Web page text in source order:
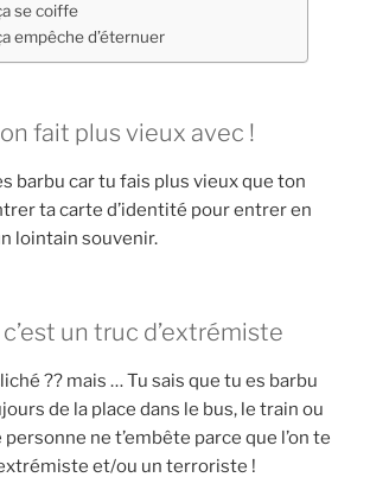
se coiffe
empêche d’éternuer
on fait plus vieux avec !
barbu car tu fais plus vieux que ton
ta carte d’identité pour entrer en
lointain souvenir.
un truc d’extrémiste
?? mais … Tu sais que tu es barbu
de la place dans le bus, le train ou
ne t’embête parce que l’on te
et/ou un terroriste !